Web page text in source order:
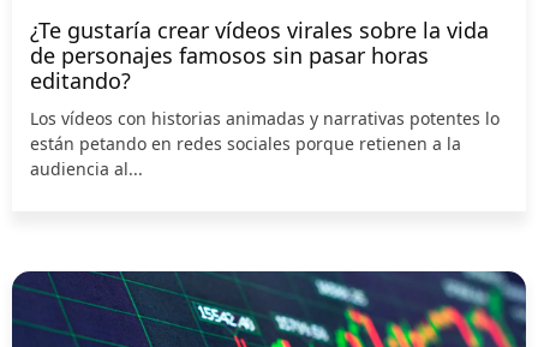
¿Te gustaría crear vídeos virales sobre la vida
de personajes famosos sin pasar horas
editando?
Los vídeos con historias animadas y narrativas potentes lo
están petando en redes sociales porque retienen a la
audiencia al...